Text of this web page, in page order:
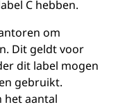
C hebben.
om
Dit geldt voor
dit label mogen
gebruikt.
het aantal